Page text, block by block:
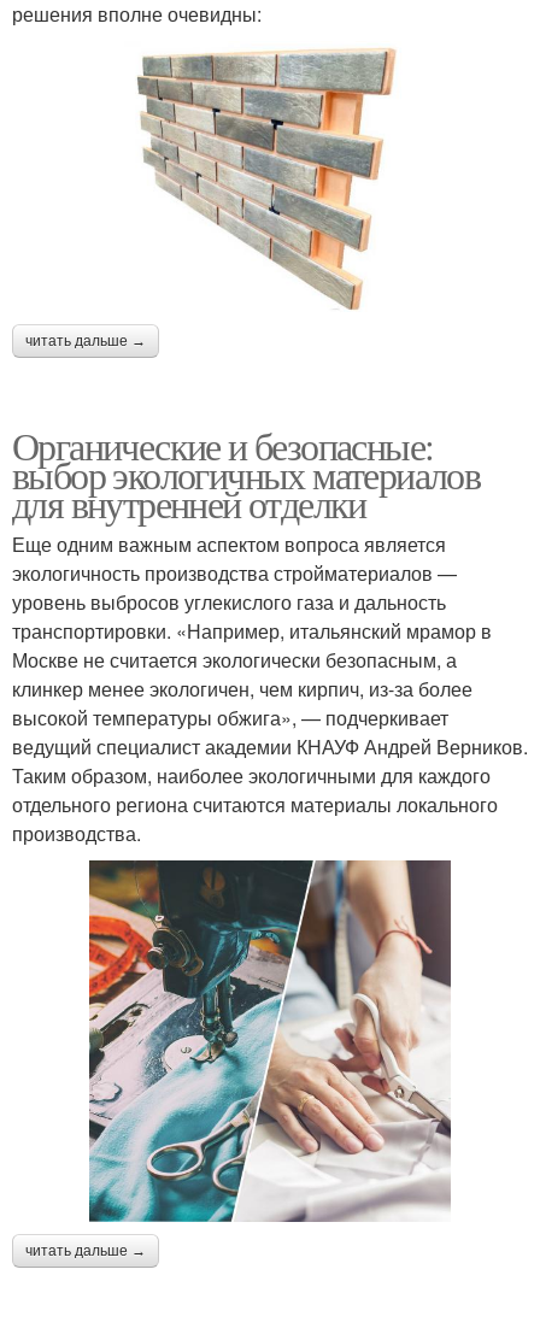
решения вполне очевидны:
читать дальше →
Органические и безопасные:
выбор экологичных материалов
для внутренней отделки
Еще одним важным аспектом вопроса является
экологичность производства стройматериалов —
уровень выбросов углекислого газа и дальность
транспортировки. «Например, итальянский мрамор в
Москве не считается экологически безопасным, а
клинкер менее экологичен, чем кирпич, из-за более
высокой температуры обжига», — подчеркивает
ведущий специалист академии КНАУФ Андрей Верников.
Таким образом, наиболее экологичными для каждого
отдельного региона считаются материалы локального
производства.
читать дальше →